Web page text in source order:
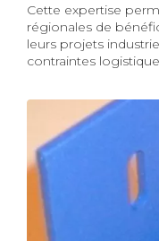
Cette expertise
régionales de
leurs projets
contraintes